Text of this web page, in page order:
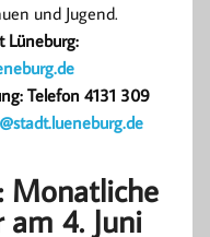
und Jugend.
Lüneburg:
Telefon 4131 309
Monatliche
4. Juni